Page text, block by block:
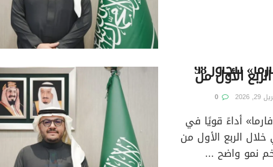
مبيعات «أفالون فارما» تتجاوز 98
الأول من
29, 2026
أداءً قويًا في
الربع الأول من